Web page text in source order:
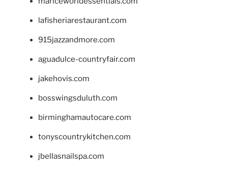
lafisheriarestaurant.com
915jazzandmore.com
aguadulce-countryfair.com
jakehovis.com
bosswingsduluth.com
birminghamautocare.com
tonyscountrykitchen.com
jbellasnailspa.com